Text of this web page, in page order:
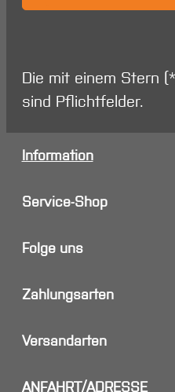
Die mit einem Stern
sind Pflichtfelder.
Information
Service-Shop
Folge uns
Zahlungsarten
Versandarten
ANFAHRT/ADRESSE